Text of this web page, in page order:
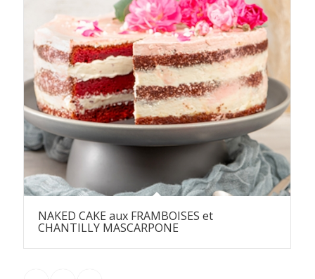
NAKED CAKE aux FRAMBOISES et
CHANTILLY MASCARPONE